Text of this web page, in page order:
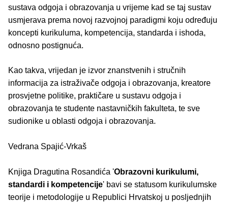
sustava odgoja i obrazovanja u vrijeme kad se taj sustav
usmjerava prema novoj razvojnoj paradigmi koju određuju
koncepti kurikuluma, kompetencija, standarda i ishoda,
odnosno postignuća.
Kao takva, vrijedan je izvor znanstvenih i stručnih
informacija za istraživače odgoja i obrazovanja, kreatore
prosvjetne politike, praktičare u sustavu odgoja i
obrazovanja te studente nastavničkih fakulteta, te sve
sudionike u oblasti odgoja i obrazovanja.
Vedrana Spajić-Vrkaš
Knjiga Dragutina Rosandića 'Obrazovni kurikulumi,
standardi i kompetencije' bavi se statusom kurikulumske
teorije i metodologije u Republici Hrvatskoj u posljednjih